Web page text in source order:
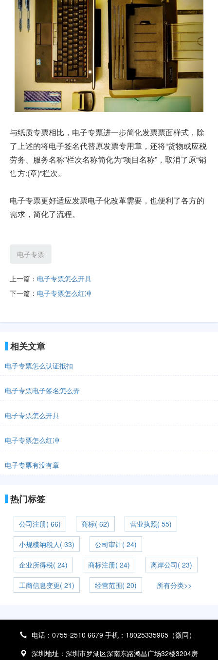
与纸质专票相比，电子专票进一步简化发票票面样式，除
了上述的将电子签名代替原发票专用章，还将“货物或应税
劳务、服务名称”栏次名称简化为“项目名称”，取消了原“销
售方:(章)”栏次。
电子专票更好适应发票电子化改革需要，也便利了各方的
需求，简化了流程。
电子专票
上一篇： 电子专票怎么开具
下一篇： 电子专票怎么红冲
相关文章
电子专票怎么认证抵扣
电子专票电子签名怎么弄
电子专票怎么开具
电子专票怎么红冲
电子专票有没有章
热门标签
公司注册( 66) 商标( 62) 营业执照( 55)
小规模纳税人( 33) 公司审计( 24)
企业所得税( 24) 商标注册( 24) 离岸公司( 23)
工商信息变更( 21) 经营范围( 20) 所有分类>>
电话：0755-2510 6679 手机：18025335965（微同）
深圳地址：深圳市罗湖区深南东路鸿昌广场32楼3204房